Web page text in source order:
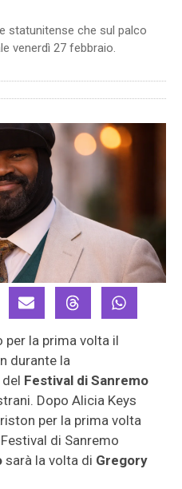
statunitense che sul palco
venerdì 27 febbraio.
per la prima volta il
durante la
Festival di Sanremo
Dopo Alicia Keys
per la prima volta
di Sanremo
sarà la volta di Gregory